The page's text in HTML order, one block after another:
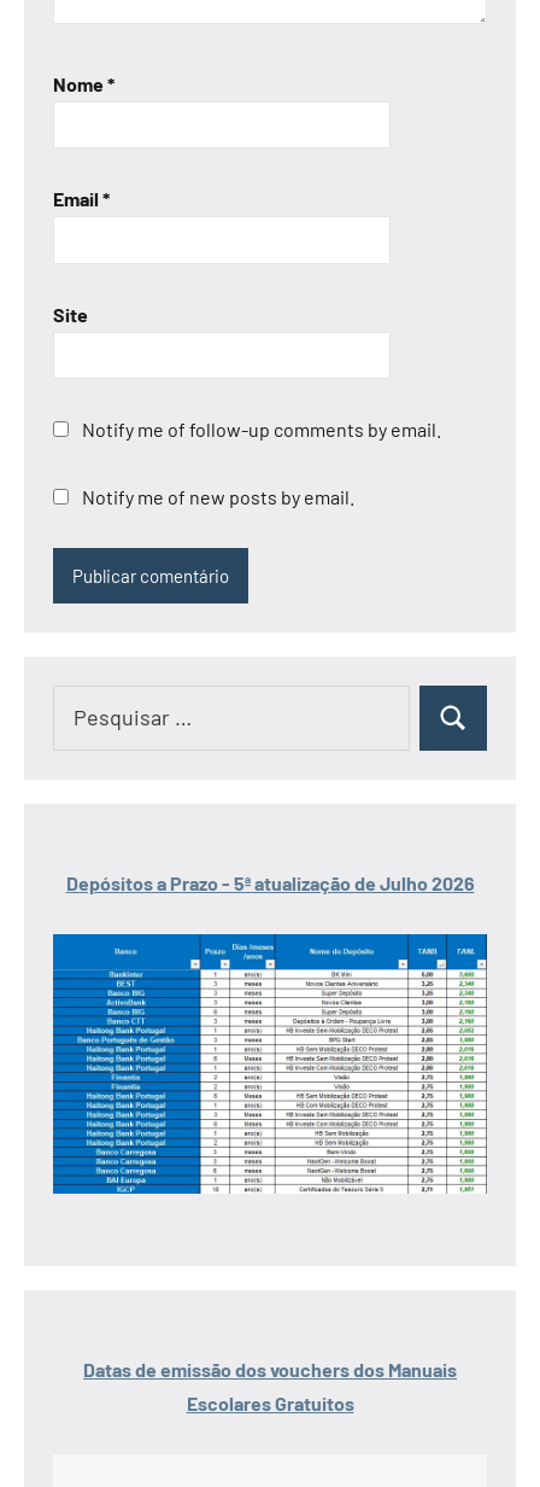
Nome*
Email *
Site
Notify me of follow-up comments by email.
Notify me of new posts by email.
Pesquisar
Depósitos a Prazo - 5ª atualização de Julho 2026
Datas de emissão dos vouchers dos Manuais
Escolares Gratuitos